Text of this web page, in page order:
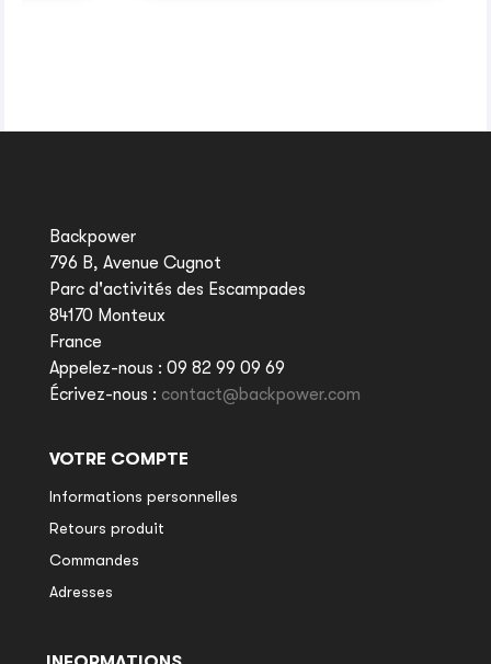
Backpower
796 B, Avenue Cugnot
Parc d'activités des Escampades
84170 Monteux
France
Appelez-nous : 09 82 99 09 69
Écrivez-nous : contact@backpower.com
VOTRE COMPTE
Informations personnelles
Retours produit
Commandes
Adresses